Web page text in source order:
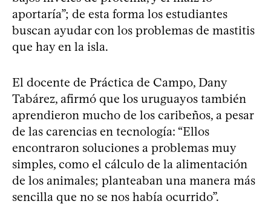
aportaría”; de esta forma los estudiantes
buscan ayudar con los problemas de mastitis
que hay en la isla.
El docente de Práctica de Campo, Dany
Tabárez, afirmó que los uruguayos también
aprendieron mucho de los caribeños, a pesar
de las carencias en tecnología: “Ellos
encontraron soluciones a problemas muy
simples, como el cálculo de la alimentación
de los animales; planteaban una manera más
sencilla que no se nos había ocurrido”.